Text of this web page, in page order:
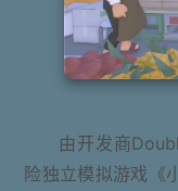
由开发商
险独立模拟游戏《